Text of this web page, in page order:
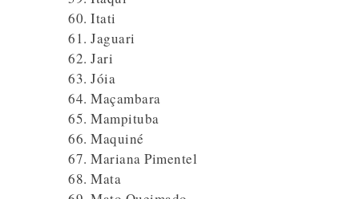
Itati
Jaguari
Jari
Jóia
Maçambara
Mampituba
Maquiné
Mariana Pimentel
Mata